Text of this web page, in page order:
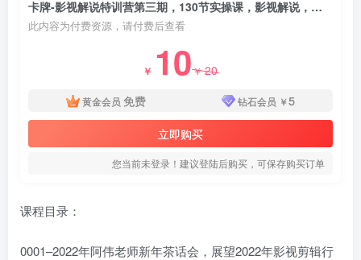
卡牌-影视解说特训营第三期，130节实操课，影视解说，技术答疑
此内容为付费资源，请付费后查看
￥ 10￥20
黄金会员 免费 钻石会员 ￥5
立即购买
您当前未登录！建议登陆后购买，可保存购买订单
课程目录：
0001–2022年阿伟老师新年茶话会，展望2022年影视剪辑行